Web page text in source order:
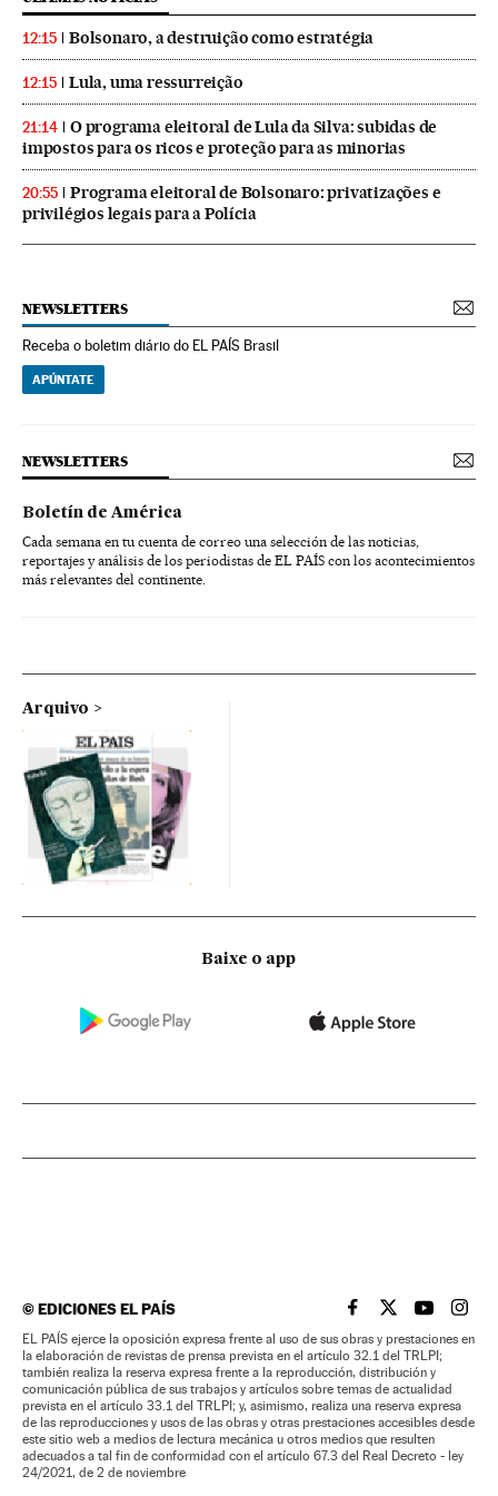
12:15 Bolsonaro, a destruição como estratégia
12:15 Lula, uma ressurreição
21:14
O programa eleitoral de Lula da Silva: subidas de
impostos para os ricos e proteção para as minorias
20:55
Programa eleitoral de Bolsonaro: privatizações e
privilégios legais para a Polícia
NEWSLETTERS
Receba o boletim diário do EL PAÍS Brasil
APÚNTATE
NEWSLETTERS
Boletín de América
Cada semana en tu cuenta de correo una selección de las noticias,
reportajes y análisis de los periodistas de EL PAÍS con los acontecimientos
más relevantes del continente.
Arquivo
Baixe o app
©EDICIONES EL PAÍS EL PAÍS BRASIL EN
EL PAÍSEL PAÍS
EL
EL PAÍS ejerce la oposición expresa frente al uso de sus obras y prestaciones en
la elaboración de revistas de prensa prevista en el artículo 32.1 del TRLPI;
también realiza la reserva expresa frente a la reproducción, distribución y
comunicación pública de sus trabajos y artículos sobre temas de actualidad
prevista en el artículo 33.1 del TRLPI; y, asimismo, realiza una reserva expresa
de las reproducciones y usos de las obras y otras prestaciones accesibles desde
este sitio web a medios de lectura mecánica u otros medios que resulten
adecuados a tal fin de conformidad con el artículo 67.3 del Real Decreto - ley
24/2021, de 2 de noviembre